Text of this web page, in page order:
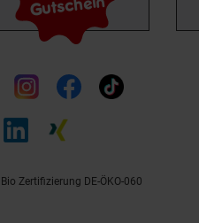
Bio Zertifizierung DE-ÖKO-060